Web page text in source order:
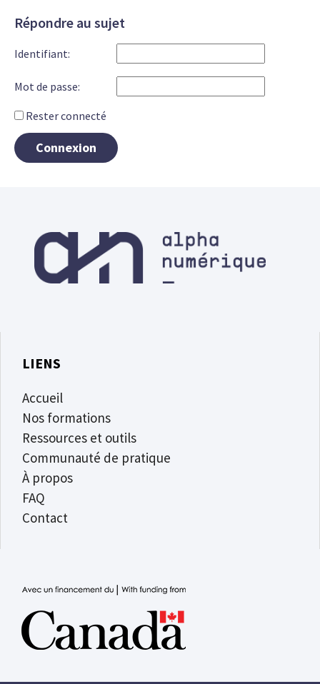
Répondre au sujet
Identifiant:
Mot de passe:
Rester connecté
Connexion
LIENS
Accueil
Nos formations
Ressources et outils
Communauté de pratique
À propos
FAQ
Contact